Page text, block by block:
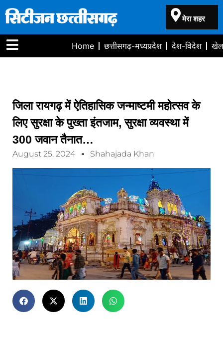
मेरा शहर
Home छत्तीसगढ़-मध्यप्रदेश देश-विदेश
जिला रायगढ़ में ऐतिहासिक जन्माष्टमी महोत्सव के
लिए सुरक्षा के पुख्ता इंतजाम, सुरक्षा व्यवस्था में
300 जवान तैनात…
August 25, 2024 Shahajada Khan